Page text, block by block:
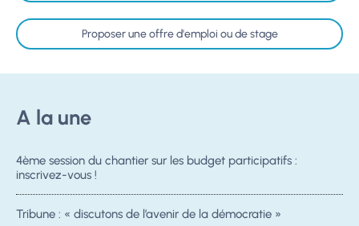
Proposer une offre d'emploi ou de stage
A la une
4ème session du chantier sur les budget participatifs :
inscrivez-vous !
Tribune : « discutons de l’avenir de la démocratie »